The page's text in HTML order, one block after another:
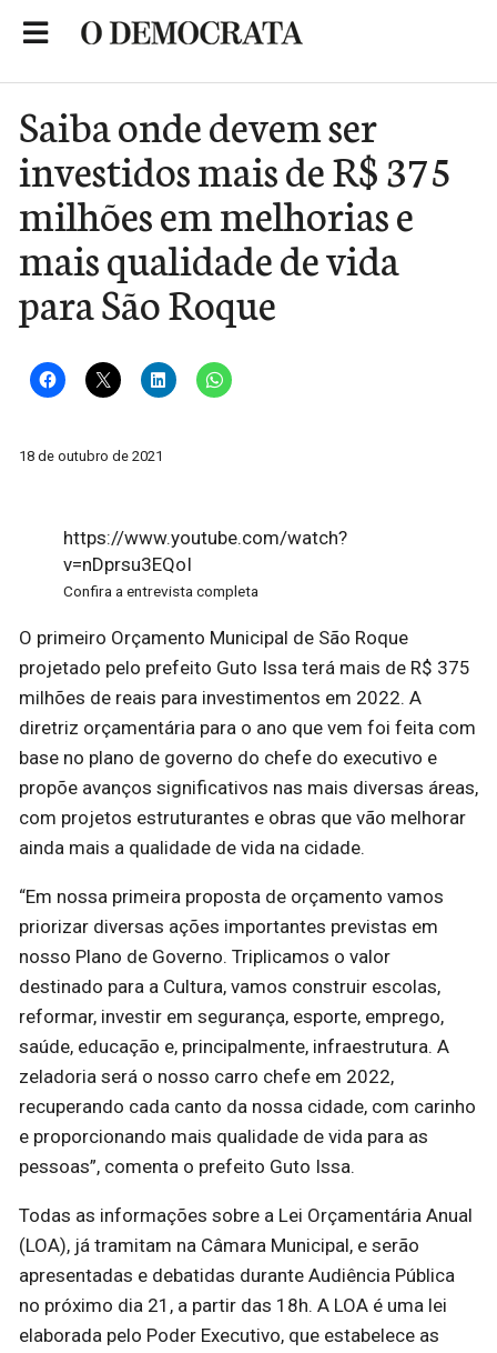
Saiba onde devem ser
investidos mais de R$ 375
milhões em melhorias e
mais qualidade de vida
para São Roque
18 de outubro de 2021
https://www.youtube.com/watch?
v=nDprsu3EQoI
Confira a entrevista completa
O primeiro Orçamento Municipal de São Roque
projetado pelo prefeito Guto Issa terá mais de R$ 375
milhões de reais para investimentos em 2022. A
diretriz orçamentária para o ano que vem foi feita com
base no plano de governo do chefe do executivo e
propõe avanços significativos nas mais diversas áreas,
com projetos estruturantes e obras que vão melhorar
ainda mais a qualidade de vida na cidade.
“Em nossa primeira proposta de orçamento vamos
priorizar diversas ações importantes previstas em
nosso Plano de Governo. Triplicamos o valor
destinado para a Cultura, vamos construir escolas,
reformar, investir em segurança, esporte, emprego,
saúde, educação e, principalmente, infraestrutura. A
zeladoria será o nosso carro chefe em 2022,
recuperando cada canto da nossa cidade, com carinho
e proporcionando mais qualidade de vida para as
pessoas”, comenta o prefeito Guto Issa.
Todas as informações sobre a Lei Orçamentária Anual
(LOA), já tramitam na Câmara Municipal, e serão
apresentadas e debatidas durante Audiência Pública
no próximo dia 21, a partir das 18h. A LOA é uma lei
elaborada pelo Poder Executivo, que estabelece as